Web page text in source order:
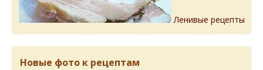
Ленивые рецепты
Новые фото к рецептам